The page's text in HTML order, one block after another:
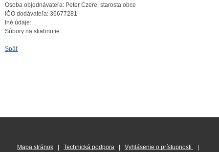
Osoba objednávateľa: Peter Czere, starosta obce
IČO dodávateľa: 36677281
Iné údaje:
Súbory na stiahnutie:
Späť
Mapa stránok Technická podpora Vyhlásenie o prístupnosti